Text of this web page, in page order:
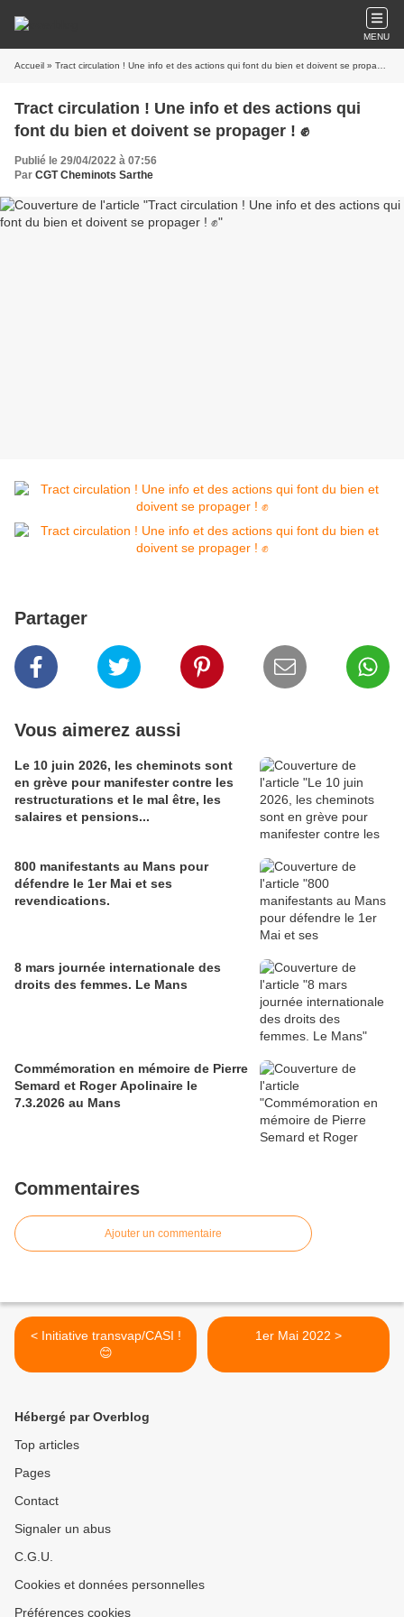
MENU
Accueil » Tract circulation ! Une info et des actions qui font du bien et doivent se propager ! ✊
Tract circulation ! Une info et des actions qui
font du bien et doivent se propager ! ✊
Publié le 29/04/2022 à 07:56
Par CGT Cheminots Sarthe
Partager
Vous aimerez aussi
Le 10 juin 2026, les cheminots sont
en grève pour manifester contre les
restructurations et le mal être, les
salaires et pensions...
800 manifestants au Mans pour
défendre le 1er Mai et ses
revendications.
8 mars journée internationale des
droits des femmes. Le Mans
Commémoration en mémoire de Pierre
Semard et Roger Apolinaire le
7.3.2026 au Mans
Commentaires
Ajouter un commentaire
< Initiative transvap/CASI !
😊
1er Mai 2022 >
Hébergé par Overblog
Top articles
Pages
Contact
Signaler un abus
C.G.U.
Cookies et données personnelles
Préférences cookies